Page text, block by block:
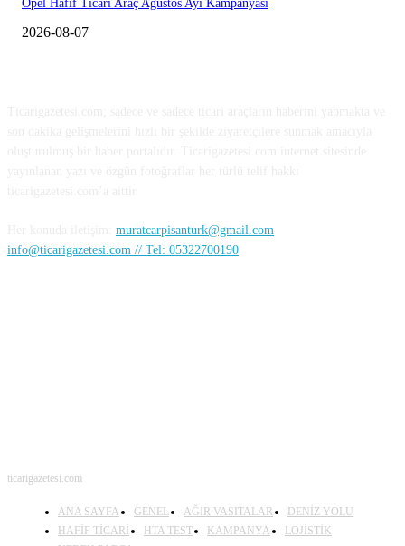
Opel Hafif Ticari Araç Ağustos Ayı Kampanyası
2026-08-07
muratcarpisanturk@gmail.com
info@ticarigazetesi.com // Tel: 05322700190
ticarigazetesi.com
ANA SAYFA GENEL AĞIR VASITALAR
DENİZ YOLU
HAFİF TİCARİ
HTA TEST KAMPANYA
LOJİSTİK